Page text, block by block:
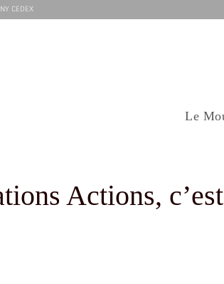
CEDEX
Le
Actions,